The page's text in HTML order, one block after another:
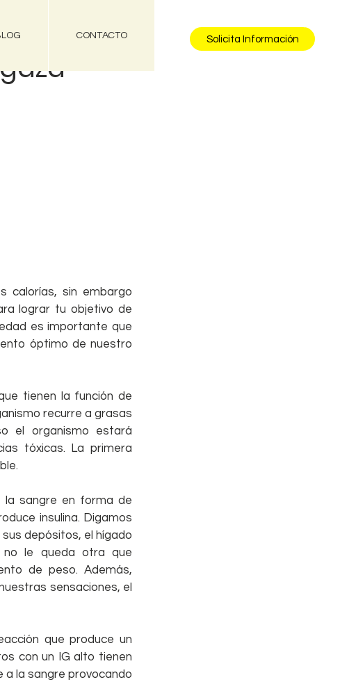
CONTACTO Solicita Información
calorías, sin embargo
lograr tu objetivo de
es importante que
óptimo de nuestro
tienen la función de
recurre a grasas
el organismo estará
tóxicas. La primera
la sangre en forma de
insulina. Digamos
depósitos, el hígado
no le queda otra que
de peso. Además,
sensaciones, el
que produce un
con un IG alto tienen
a la sangre provocando